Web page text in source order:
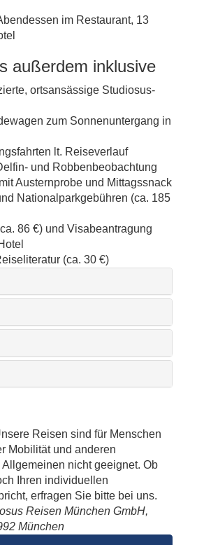
im Restaurant, 13
außerdem inklusive
ortsansässige Studiosus-
zum Sonnenuntergang in
lt. Reiseverlauf
und Robbenbeobachtung
Austernprobe und Mittagssnack
Nationalparkgebühren (ca. 185
86 €) und Visabeantragung
(ca. 30 €)
Reisen sind für Menschen
Mobilität und anderen
nicht geeignet. Ob
Ihren individuellen
erfragen Sie bitte bei uns.
Reisen München GmbH,
München